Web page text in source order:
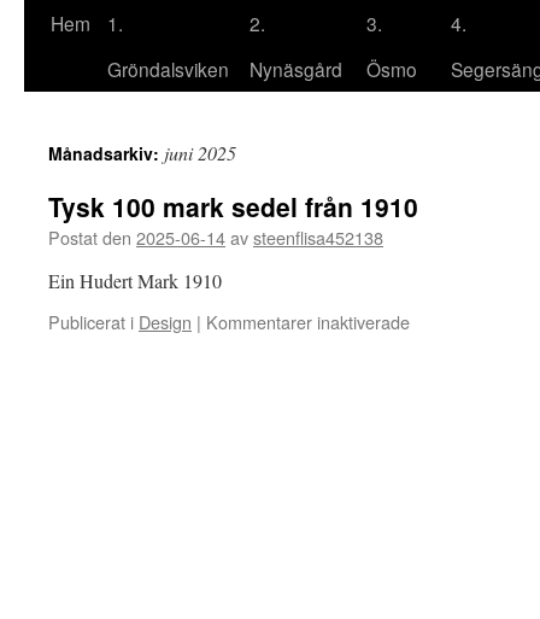
Hem
1.
Gröndalsviken
2.
Nynäsgård
3.
Ösmo
4.
Månadsarkiv: juni 2025
Tysk 100 mark sedel från 1910
Postat den 2025-06-14avsteenflisa452138
Ein Hudert Mark 1910
Publicerat i Design | Kommentarer inaktiveradeför